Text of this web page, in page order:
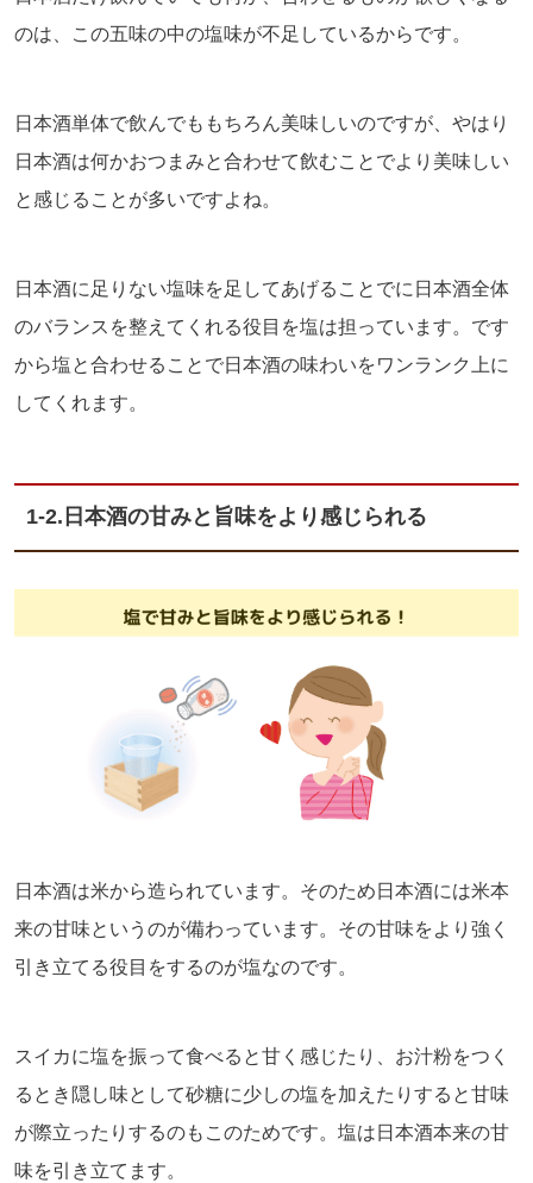
のは、この五味の中の塩味が不足しているからです。
日本酒単体で飲んでももちろん美味しいのですが、やはり
日本酒は何かおつまみと合わせて飲むことでより美味しい
と感じることが多いですよね。
日本酒に足りない塩味を足してあげることでに日本酒全体
のバランスを整えてくれる役目を塩は担っています。です
から塩と合わせることで日本酒の味わいをワンランク上に
してくれます。
1-2.日本酒の甘みと旨味をより感じられる
日本酒は米から造られています。そのため日本酒には米本
来の甘味というのが備わっています。その甘味をより強く
引き立てる役目をするのが塩なのです。
スイカに塩を振って食べると甘く感じたり、お汁粉をつく
るとき隠し味として砂糖に少しの塩を加えたりすると甘味
が際立ったりするのもこのためです。塩は日本酒本来の甘
味を引き立てます。